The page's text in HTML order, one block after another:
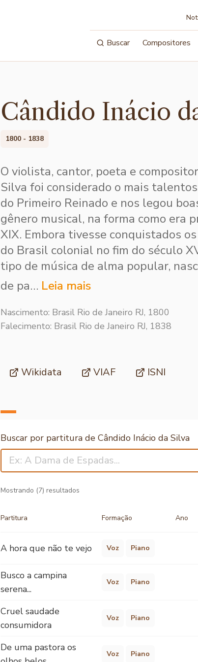
Buscar Compositores
Cândido Inácio
1800 - 1838
O violista, cantor, poeta e
Silva foi considerado o mais
do Primeiro Reinado e nos legou
gênero musical, na forma como era
XIX. Embora tivesse conquistados
do Brasil colonial no fim do século
tipo de música de alma popular,
de pa… Leia mais
Nascimento: Brasil Rio de Janeiro RJ, 1800
Falecimento: Brasil Rio de Janeiro RJ, 1838
Wikidata VIAF ISNI
Buscar por partitura de Cândido Inácio da Silva
Mostrando (7) resultados
Partitura Formação Ano
A hora que não te vejo Voz Piano
Busco a campina
serena...
Voz Piano
Cruel saudade
consumidora
Voz Piano
De uma pastora os
Voz Piano